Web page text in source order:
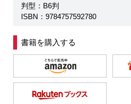
判型：B6判
ISBN：9784757592780
書籍を購入する